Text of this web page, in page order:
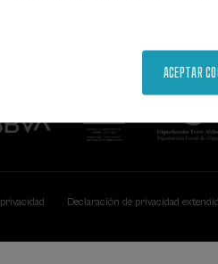
con nosotros
Declaración de privacidad
ACEPTAR